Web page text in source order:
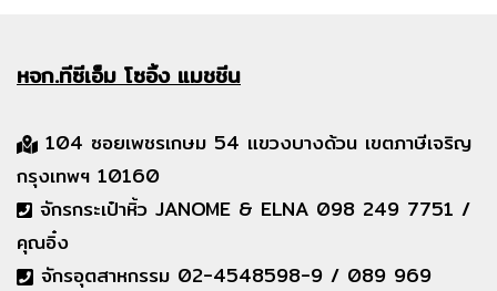
หจก.ทีซีเอ็ม โซอิ้ง แมชชีน
104 ซอยเพชรเกษม 54 แขวงบางด้วน เขตภาษีเจริญ
กรุงเทพฯ 10160
จักรกระเป๋าหิ้ว JANOME & ELNA 098 249 7751 /
คุณอิ๋ง
จักรอุตสาหกรรม 02-4548598-9 / 089 969